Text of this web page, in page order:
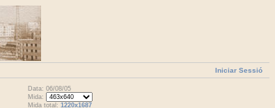
Iniciar Sessió
Data: 06/08/05
Mida:
Mida total: 1220x1687